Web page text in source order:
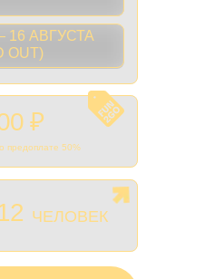
предоплате 50%
₽
ЧЕЛОВЕК
16 АВГУСТА
OUT)